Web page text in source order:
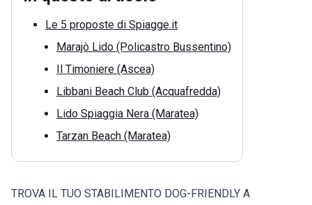
Le 5 proposte di Spiagge.it
Marajò Lido (Policastro Bussentino)
Il Timoniere (Ascea)
Libbani Beach Club (Acquafredda)
Lido Spiaggia Nera (Maratea)
Tarzan Beach (Maratea)
TROVA IL TUO STABILIMENTO DOG-FRIENDLY A